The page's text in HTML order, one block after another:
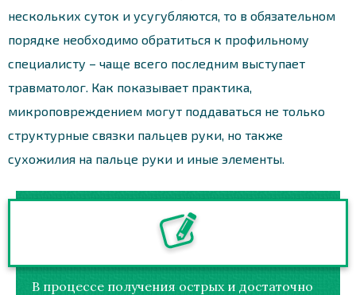
нескольких суток и усугубляются, то в обязательном
порядке необходимо обратиться к профильному
специалисту – чаще всего последним выступает
травматолог. Как показывает практика,
микроповреждением могут поддаваться не только
структурные связки пальцев руки, но также
сухожилия на пальце руки и иные элементы.
В процессе получения острых и достаточно